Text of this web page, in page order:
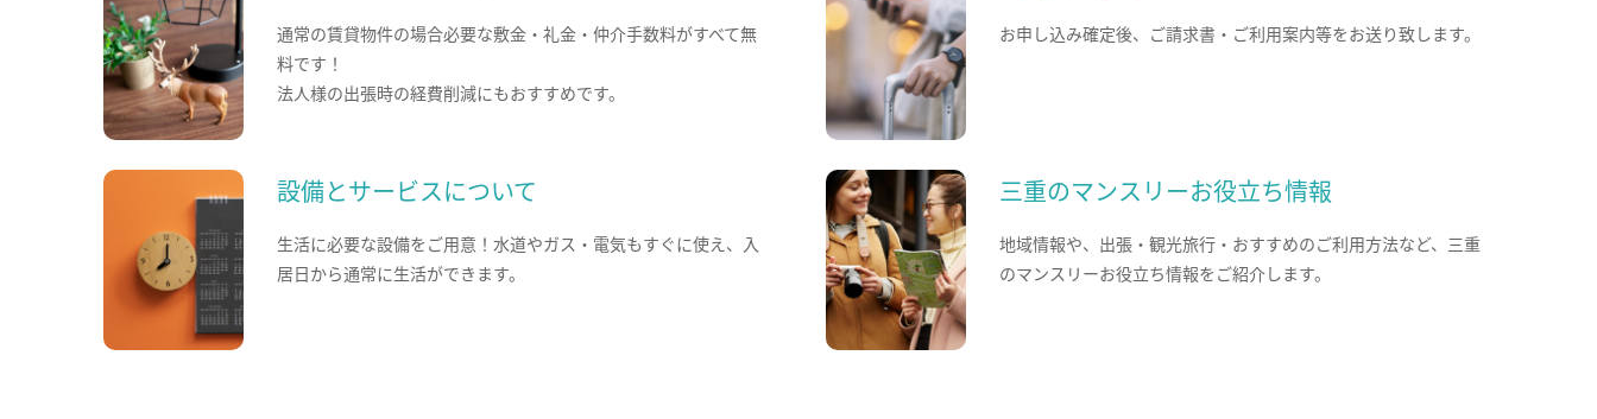
通常の賃貸物件の場合必要な敷金・礼金・仲介手数料がすべて無
料です！
法人様の出張時の経費削減にもおすすめです。
お申し込み確定後、ご請求書・ご利用案内等をお送り致します。
設備とサービスについて
生活に必要な設備をご用意！水道やガス・電気もすぐに使え、入
居日から通常に生活ができます。
三重のマンスリーお役立ち情報
地域情報や、出張・観光旅行・おすすめのご利用方法など、三重
のマンスリーお役立ち情報をご紹介します。